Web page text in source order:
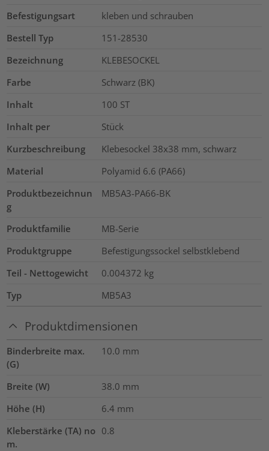
Befestigungsart
kleben und schrauben
Bestell Typ
151-28530
Bezeichnung
KLEBESOCKEL
Farbe
Schwarz (BK)
Inhalt
100 ST
Inhalt per
Stück
Kurzbeschreibung
Klebesockel 38x38 mm, schwarz
Material
Polyamid 6.6 (PA66)
Produktbezeichnun
g
MB5A3-PA66-BK
Produktfamilie
MB-Serie
Produktgruppe
Befestigungssockel selbstklebend
Teil - Nettogewicht
0.004372 kg
Typ
MB5A3
Produktdimensionen
Binderbreite max.
(G)
10.0 mm
Breite (W) 38.0 mm
Höhe (H)
6.4 mm
Kleberstärke (TA) no
m.
0.8